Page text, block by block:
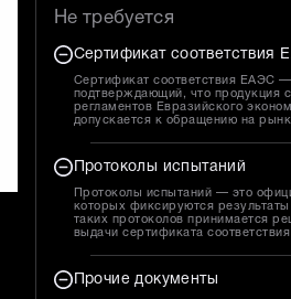
Не требуется
Сертификат соответствия
Сертификат соответствия ЕАЭС
подтверждающий, что продукция
регламентов Евразийского
допускается к обращению на
Протоколы испытаний
Протоколы испытаний — это
которых фиксируются
таких протоколов принимается
выдачи сертификата
Прочие документы